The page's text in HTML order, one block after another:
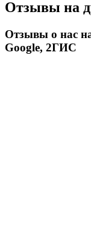
Отзывы на
Отзывы о нас
Google, 2ГИС